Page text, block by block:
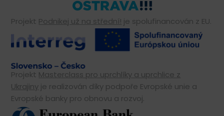
Projekt Podnikej už na střední! je spolufinancován z EU.
Projekt Masterclass pro uprchlíky a uprchlice z
Ukrajiny je realizován díky podpoře Evropské unie a
Evropské banky pro obnovu a rozvoj.